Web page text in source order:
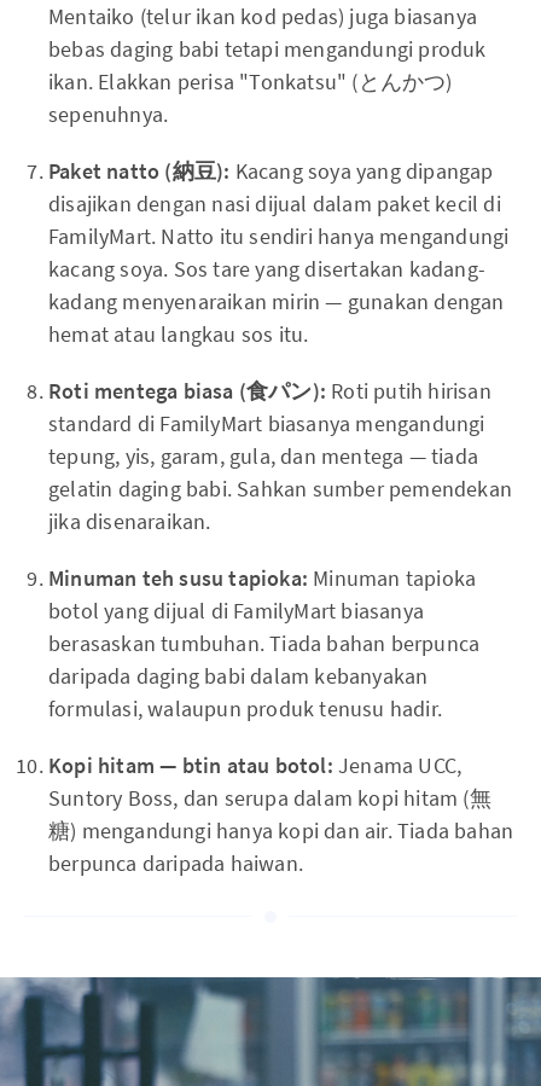
Mentaiko (telur ikan kod pedas) juga biasanya
bebas daging babi tetapi mengandungi produk
ikan. Elakkan perisa "Tonkatsu" (とんかつ)
sepenuhnya.
Paket natto (納豆): Kacang soya yang dipangap
disajikan dengan nasi dijual dalam paket kecil di
FamilyMart. Natto itu sendiri hanya mengandungi
kacang soya. Sos tare yang disertakan kadang-
kadang menyenaraikan mirin — gunakan dengan
hemat atau langkau sos itu.
Roti mentega biasa (食パン): Roti putih hirisan
standard di FamilyMart biasanya mengandungi
tepung, yis, garam, gula, dan mentega — tiada
gelatin daging babi. Sahkan sumber pemendekan
jika disenaraikan.
Minuman teh susu tapioka: Minuman tapioka
botol yang dijual di FamilyMart biasanya
berasaskan tumbuhan. Tiada bahan berpunca
daripada daging babi dalam kebanyakan
formulasi, walaupun produk tenusu hadir.
Kopi hitam — btin atau botol: Jenama UCC,
Suntory Boss, dan serupa dalam kopi hitam (無
糖) mengandungi hanya kopi dan air. Tiada bahan
berpunca daripada haiwan.